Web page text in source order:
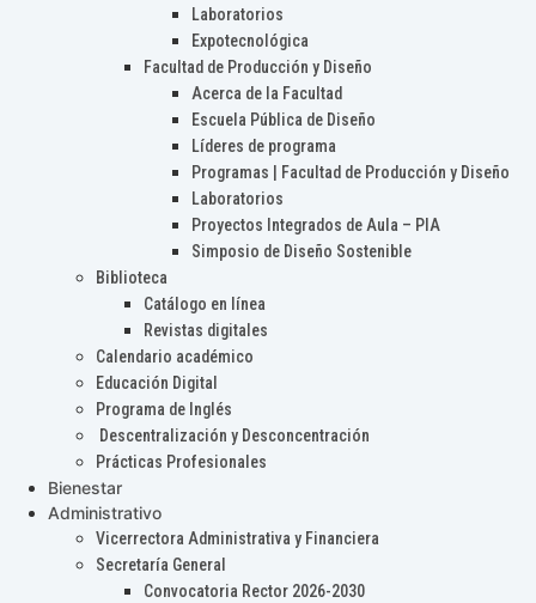
Laboratorios
Expotecnológica
Facultad de Producción y Diseño
Acerca de la Facultad
Escuela Pública de Diseño
Líderes de programa
Programas | Facultad de Producción y Diseño
Laboratorios
Proyectos Integrados de Aula – PIA
Simposio de Diseño Sostenible
Biblioteca
Catálogo en línea
Revistas digitales
Calendario académico
Educación Digital
Programa de Inglés
Descentralización y Desconcentración
Prácticas Profesionales
Bienestar
Administrativo
Vicerrectora Administrativa y Financiera
Secretaría General
Convocatoria Rector 2026-2030